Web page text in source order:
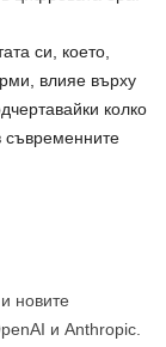
си, което,
влияе върху
колко
съвременните
новите
и Anthropic.